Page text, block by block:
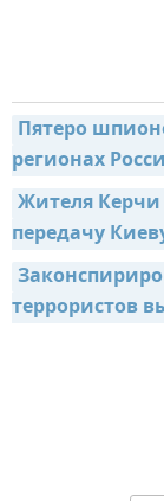
Пятеро
регионах
Жителя Керчи
передачу
террористов